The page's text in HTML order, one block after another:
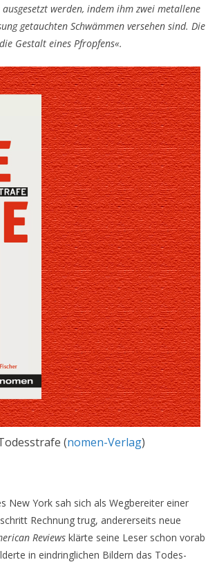
werden, indem ihm zwei metallene
getauchten Schwämmen versehen sind. Die
Gestalt eines Pfropfens«.
(nomen-Verlag)
New York sah sich als Wegbereiter einer
Rechnung trug, andererseits neue
Reviews klärte seine Leser schon vorab
in eindringlichen Bildern das Todes-